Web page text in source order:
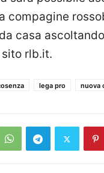
compagine
casa
rlb.it.
lega pro nuova